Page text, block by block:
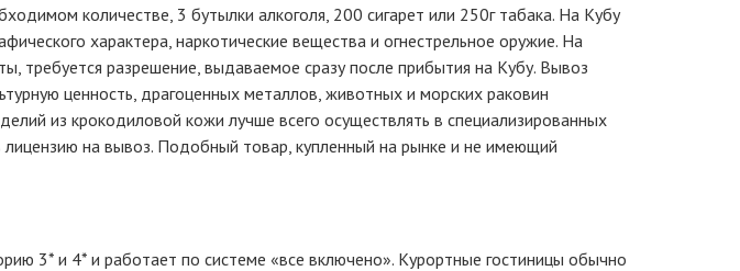
количестве, 3 бутылки алкоголя, 200 сигарет или 250г табака. На Кубу
характера, наркотические вещества и огнестрельное оружие. На
требуется разрешение, выдаваемое сразу после прибытия на Кубу. Вывоз
ценность, драгоценных металлов, животных и морских раковин
из крокодиловой кожи лучше всего осуществлять в специализированных
лицензию на вывоз. Подобный товар, купленный на рынке и не имеющий
3* и 4* и работает по системе «все включено». Курортные гостиницы обычно